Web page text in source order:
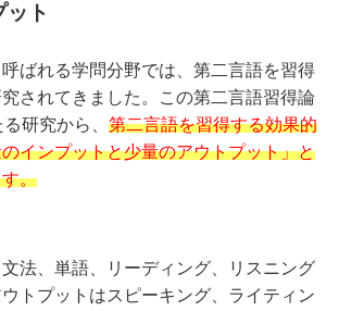
ット
ばれる学問分野では、第二言語を習得
されてきました。この第二言語習得論
研究から、 第二言語を習得する効果的
インプットと少量のアウトプット」と
。
法、単語、リーディング、リスニング
トプットはスピーキング、ライティン